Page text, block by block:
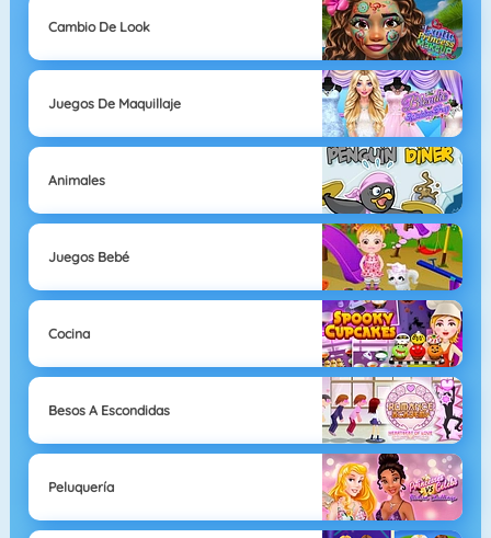
Cambio De Look
Juegos De Maquillaje
Animales
Juegos Bebé
Cocina
Besos A Escondidas
Peluquería